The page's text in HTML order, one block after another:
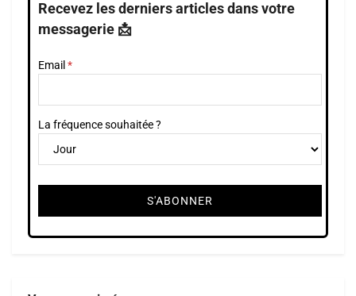
Recevez les derniers articles dans votre
messagerie 📩
Email
La fréquence souhaitée ?